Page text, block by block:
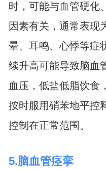
时，可能与血管硬化
因素有关，通常表现
晕、耳鸣、心悸等症
续升高可能导致脑血
血压，低盐低脂饮食
按时服用硝苯地平控
控制在正常范围。
5.脑血管痉挛